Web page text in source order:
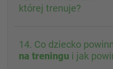
której trenuje?
14. Co dziecko
na treningu i jak